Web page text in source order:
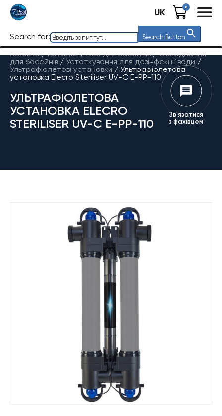
UK 0
Search for: Search Button
Головна / Каталог/Все для басейнів/Обладнання
для басейнів / Устаткування для дезінфекції води /
Ультрафіолетові установки / Ультрафіолетова
установка Elecro Steriliser UV-C E-PP-110
УЛЬТРАФІОЛЕТОВА
УСТАНОВКА ELECRO
STERILISER UV-C E-PP-110
Зв'язатися
з фахівцем